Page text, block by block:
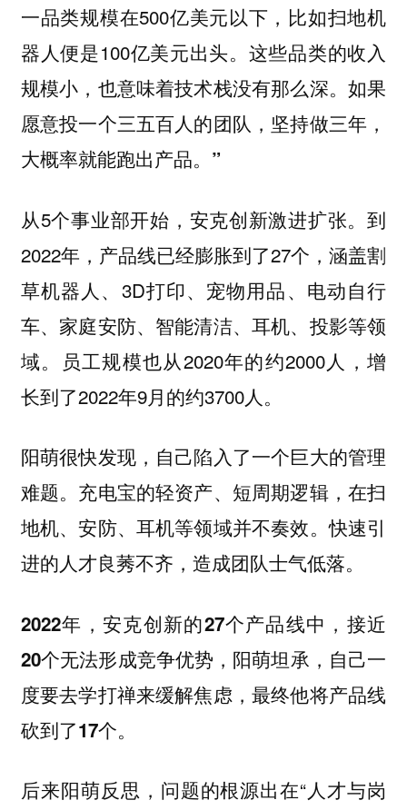
一品类规模在500亿美元以下，比如扫地机
器人便是100亿美元出头。 这些品类的收入
规模小，也意味着技术栈没有那么深。如果
愿意投一个三五百人的团队，坚持做三年，
大概率就能跑出产品。”
从5个事业部开始，安克创新激进扩张。到
2022年，产品线已经膨胀到了27个，涵盖割
草机器人、3D打印、宠物用品、电动自行
车、家庭安防、智能清洁、耳机、投影等领
域。员工规模也从2020年的约2000人，增
长到了2022年9月的约3700人。
阳萌很快发现，自己陷入了一个巨大的管理
难题。充电宝的轻资产、短周期逻辑，在扫
地机、安防、耳机等领域并不奏效。快速引
进的人才良莠不齐，造成团队士气低落。
2022年，安克创新的27个产品线中，接近
20个无法形成竞争优势，阳萌坦承，自己一
度要去学打禅来缓解焦虑，最终他将产品线
砍到了17个。
后来阳萌反思，问题的根源出在“人才与岗